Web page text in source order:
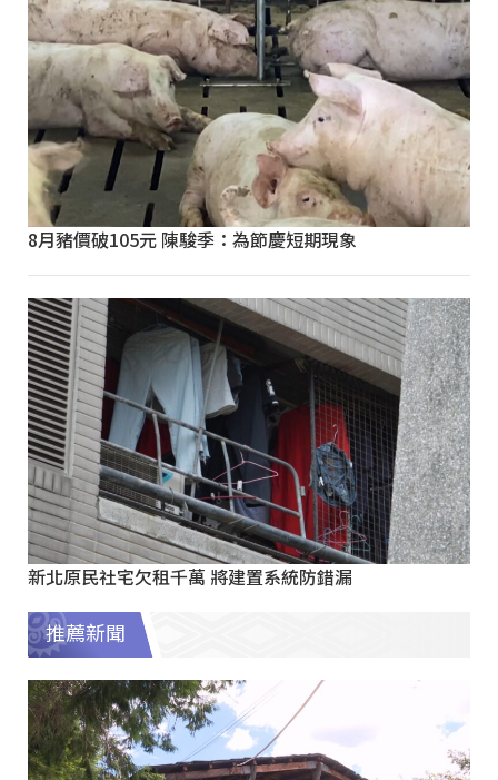
8月豬價破105元 陳駿季：為節慶短期現象
新北原民社宅欠租千萬 將建置系統防錯漏
推薦新聞